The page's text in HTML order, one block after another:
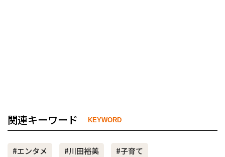
関連キーワード KEYWORD
#エンタメ #川田裕美
#子育て